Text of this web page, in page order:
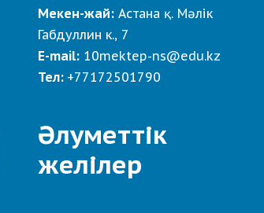
Мекен-жай: Астана қ. Мәлік
Габдуллин к., 7
E-mail: 10mektep-ns@edu.kz
Тел: +77172501790
Әлуметтік
желілер